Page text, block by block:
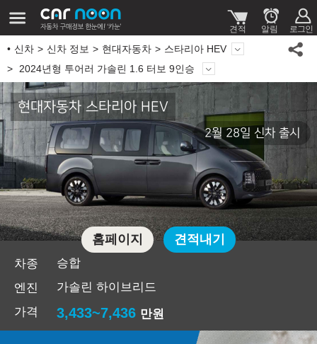
신차 신차 정보 현대자동차
스타리아 HEV
2024년형 투어러 가솔린 1.6 터보 9인승
현대자동차 스타리아 HEV
2월 28일 신차 출시
차종
승합
엔진
가솔린 하이브리드
가격
3,433~7,436 만원
홈페이지 견적내기